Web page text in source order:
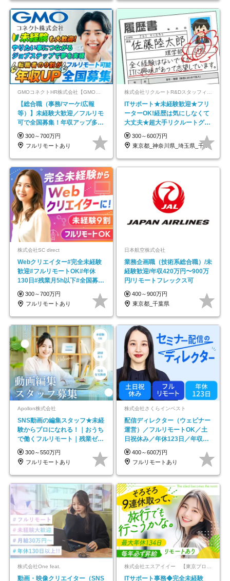
GMOコネクトHR株式会社【GMOインターネットグループ】
【総合職（事務/マーケ/広報
等）】未経験大歓迎／フルリモ
可で全国募集！年収アップ多数
★年休最大130日★
300～700万円
フルリモートあり
ITサポート★未経験歓迎★フリ
ーターOK!経歴は気にしなくて
大丈夫★超大手リクルートグル
ープの正社員/sg
300～600万円
東京都_神奈川県_埼玉県_千葉県_大阪府…
株式会社SC direct
Webクリエイター#完全未経験
歓迎#フルリモートOK#年休
130日#残業月5h以下#全国募集
#最大1年の研修
300～700万円
フルリモートあり
日本航空株式会社
業務企画職（技術系総合職）/未
経験歓迎/年収420万円〜900万
円/リモートフレックス可
400～900万円
東京都_千葉県
Apollon株式会社
SNS動画の編集スタッフ★未経
験からプロになれる！｜おうち
で働くフルリモート｜残業ゼロ
で18時退勤◎
300～550万円
フルリモートあり
株式会社さくらインベスト
配信ディレクター（ウェビナー
運営）／フルリモートOK／土
日祝休み／年休123日／年収
600万円可
400～600万円
フルリモートあり
株式会社One feat.
動画・映像クリエイター（SNS
ITサポート事務◆完全未経験